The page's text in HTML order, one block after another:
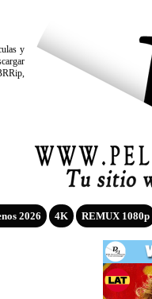
y
2026 4K REMUX 1080p